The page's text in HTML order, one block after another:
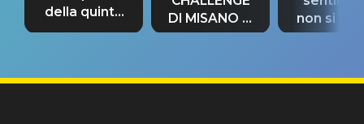
della quinta
tappa
DI MISANO si
riconferma
non si
fino alla